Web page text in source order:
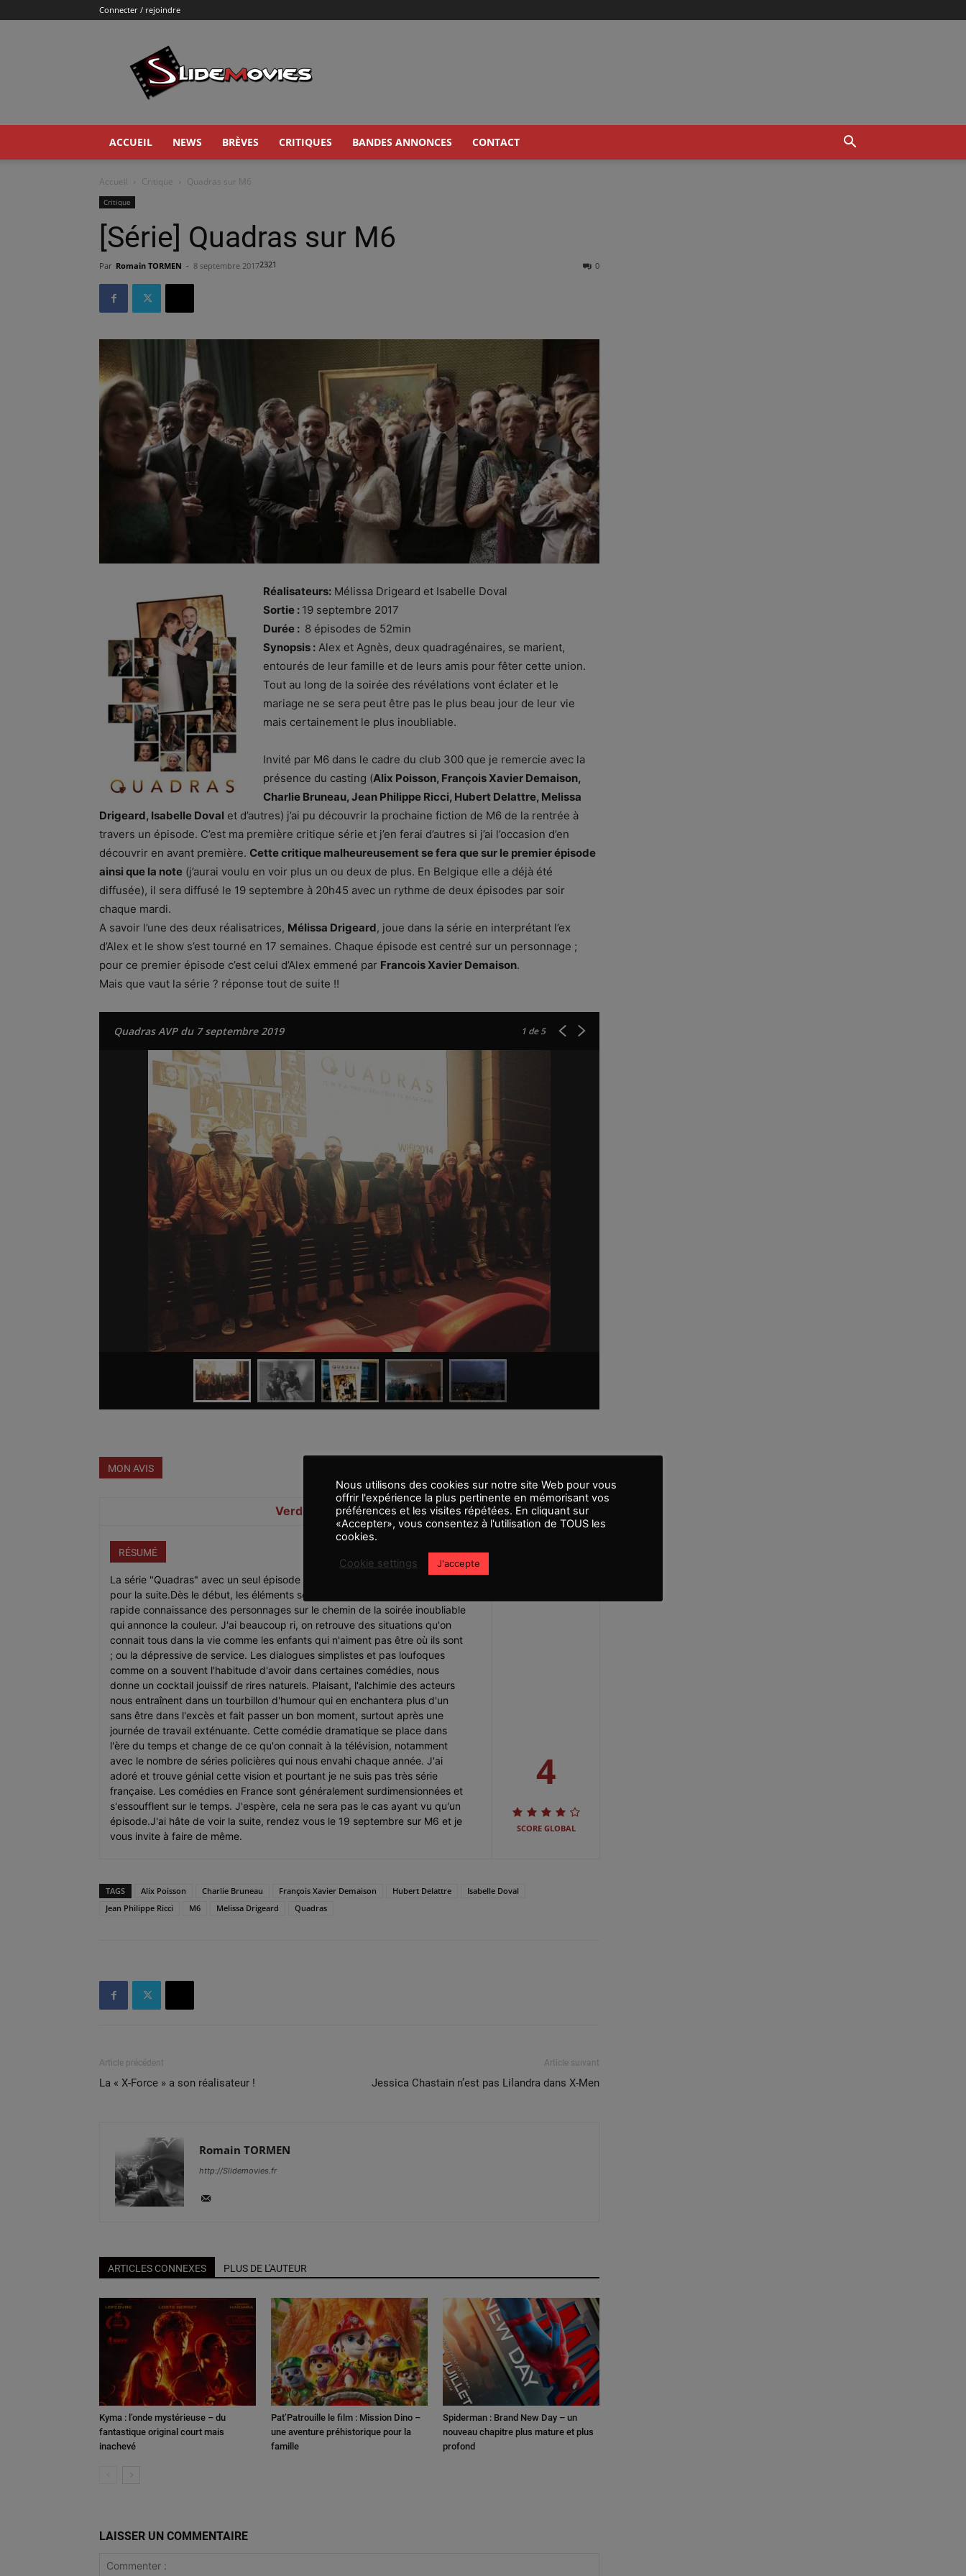
Connecter / rejoindre
ACCUEIL NEWS BRÈVES CRITIQUES BANDES ANNONCES CONTACT
Accueil Critique Quadras sur M6
Critique
[Série] Quadras sur M6
Par Romain TORMEN - 8 septembre 2017 0
2321
Réalisateurs: Mélissa Drigeard et Isabelle Doval
Sortie : 19 septembre 2017
Durée : 8 épisodes de 52min
Synopsis : Alex et Agnès, deux quadragénaires, se marient,
entourés de leur famille et de leurs amis pour fêter cette union.
Tout au long de la soirée des révélations vont éclater et le
mariage ne se sera peut être pas le plus beau jour de leur vie
mais certainement le plus inoubliable.
Invité par M6 dans le cadre du club 300 que je remercie avec la
présence du casting (Alix Poisson, François Xavier Demaison,
Charlie Bruneau, Jean Philippe Ricci, Hubert Delattre, Melissa
Drigeard, Isabelle Doval et d’autres) j’ai pu découvrir la prochaine fiction de M6 de la rentrée à
travers un épisode. C’est ma première critique série et j’en ferai d’autres si j’ai l’occasion d’en
découvrir en avant première. Cette critique malheureusement se fera que sur le premier épisode
ainsi que la note (j’aurai voulu en voir plus un ou deux de plus. En Belgique elle a déjà été
diffusée), il sera diffusé le 19 septembre à 20h45 avec un rythme de deux épisodes par soir
chaque mardi.
A savoir l’une des deux réalisatrices, Mélissa Drigeard, joue dans la série en interprétant l’ex
d’Alex et le show s’est tourné en 17 semaines. Chaque épisode est centré sur un personnage ;
pour ce premier épisode c’est celui d’Alex emmené par Francois Xavier Demaison.
Mais que vaut la série ? réponse tout de suite !!
Quadras AVP du 7 septembre 2019 1 de 5
MON AVIS
Verdict
RÉSUMÉ
La série "Quadras" avec un seul épisode vu, je la trouve très promoteuse
pour la suite.Dès le début, les éléments sont mis en place à travers une
rapide connaissance des personnages sur le chemin de la soirée inoubliable
qui annonce la couleur. J'ai beaucoup ri, on retrouve des situations qu'on
connait tous dans la vie comme les enfants qui n'aiment pas être où ils sont
; ou la dépressive de service. Les dialogues simplistes et pas loufoques
comme on a souvent l'habitude d'avoir dans certaines comédies, nous
donne un cocktail jouissif de rires naturels. Plaisant, l'alchimie des acteurs
nous entraînent dans un tourbillon d'humour qui en enchantera plus d'un
sans être dans l'excès et fait passer un bon moment, surtout après une
journée de travail exténuante. Cette comédie dramatique se place dans
l'ère du temps et change de ce qu'on connait à la télévision, notamment
avec le nombre de séries policières qui nous envahi chaque année. J'ai
adoré et trouve génial cette vision et pourtant je ne suis pas très série
française. Les comédies en France sont généralement surdimensionnées et
s'essoufflent sur le temps. J'espère, cela ne sera pas le cas ayant vu qu'un
épisode.J'ai hâte de voir la suite, rendez vous le 19 septembre sur M6 et je
vous invite à faire de même.
4
SCORE GLOBAL
TAGS Alix Poisson Charlie Bruneau François Xavier Demaison Hubert Delattre
Isabelle Doval
Jean Philippe Ricci
M6 Melissa Drigeard Quadras
Article précédent
La « X-Force » a son réalisateur !
Article suivant
Jessica Chastain n’est pas Lilandra dans X-Men
Romain TORMEN
http://Slidemovies.fr
ARTICLES CONNEXES PLUS DE L'AUTEUR
Kyma : l’onde mystérieuse – du
fantastique original court mais
inachevé
Pat’Patrouille le film : Mission Dino –
une aventure préhistorique pour la
famille
Spiderman : Brand New Day – un
nouveau chapitre plus mature et plus
profond
LAISSER UN COMMENTAIRE
Nous utilisons des cookies sur notre site Web pour vous
offrir l'expérience la plus pertinente en mémorisant vos
préférences et les visites répétées. En cliquant sur
«Accepter», vous consentez à l'utilisation de TOUS les
cookies.
Cookie settings J'accepte